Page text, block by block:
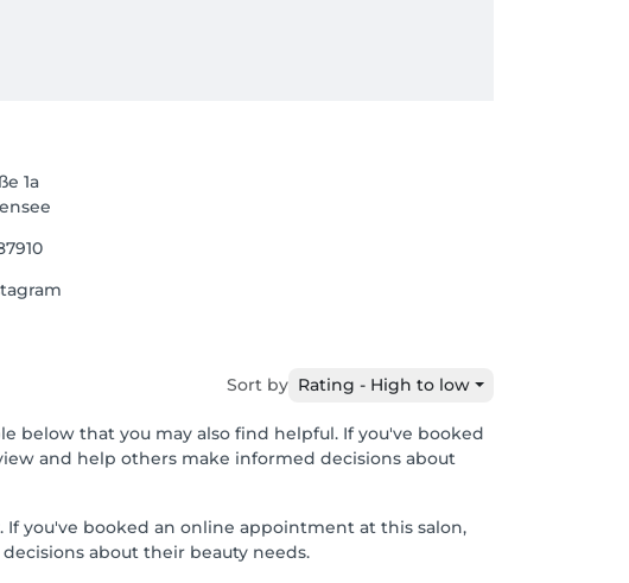
1a
Sort by Rating - High to low
below that you may also find helpful. If you've booked
and help others make informed decisions about
you've booked an online appointment at this salon,
about their beauty needs.